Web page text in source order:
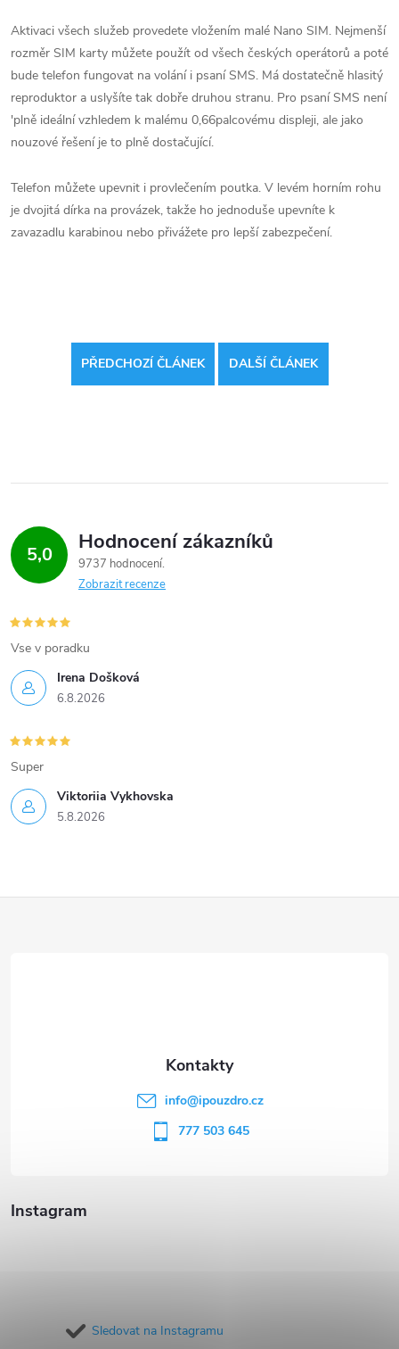
Aktivaci všech služeb provedete vložením malé Nano SIM. Nejmenší
rozměr SIM karty můžete použít od všech českých operátorů a poté
bude telefon fungovat na volání i psaní SMS. Má dostatečně hlasitý
reproduktor a uslyšíte tak dobře druhou stranu. Pro psaní SMS není
'plně ideální vzhledem k malému 0,66palcovému displeji, ale jako
nouzové řešení je to plně dostačující.
Telefon můžete upevnit i provlečením poutka. V levém horním rohu
je dvojitá dírka na provázek, takže ho jednoduše upevníte k
zavazadlu karabinou nebo přivážete pro lepší zabezpečení.
PŘEDCHOZÍ ČLÁNEK DALŠÍ ČLÁNEK
5,0 Hodnocení zákazníků
9737 hodnocení
Zobrazit recenze
Irena Došková
6.8.2026
Vse v poradku
Viktoriia Vykhovska
5.8.2026
Super
Instagram
Sledovat na Instagramu
info@ipouzdro.cz
777 503 645